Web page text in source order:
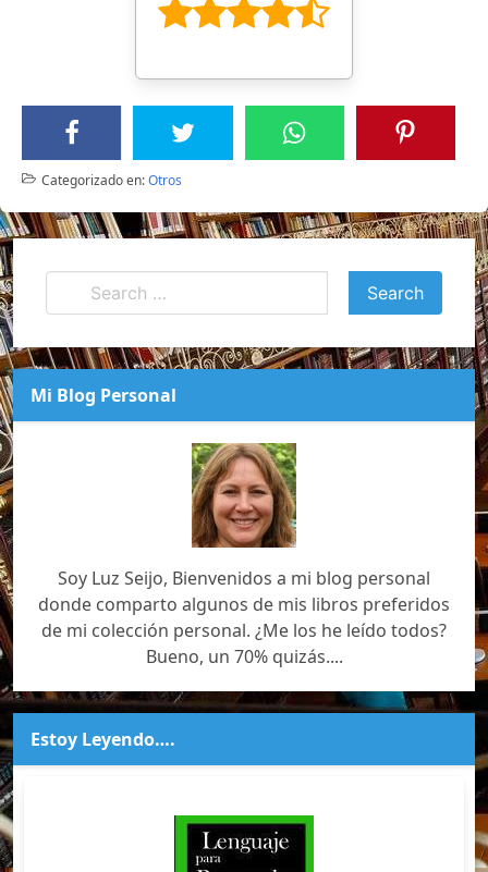
Categorizado en:Otros
Mi Blog Personal
Soy Luz Seijo, Bienvenidos a mi blog personal
donde comparto algunos de mis libros preferidos
de mi colección personal. ¿Me los he leído todos?
Bueno, un 70% quizás....
Estoy Leyendo….